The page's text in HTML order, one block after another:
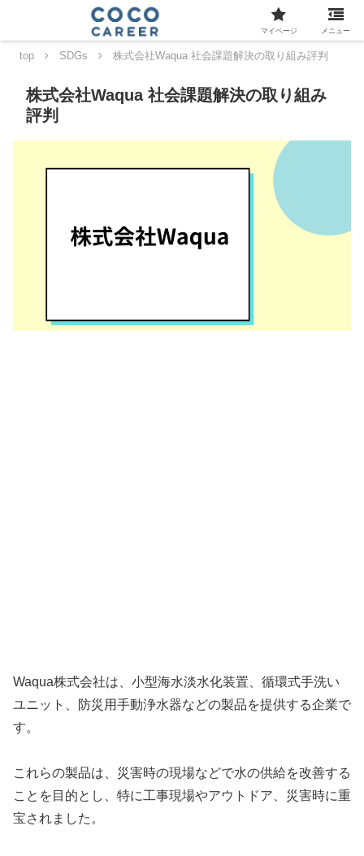
top SDGs 株式会社Waqua 社会課題解決の取り組み評判
株式会社Waqua 社会課題解決の取り組み
評判
Waqua株式会社は、小型海水淡水化装置、循環式手洗い
ユニット、防災用手動浄水器などの製品を提供する企業で
す。
これらの製品は、災害時の現場などで水の供給を改善する
ことを目的とし、特に工事現場やアウトドア、災害時に重
宝されました。
マイページ メニュー